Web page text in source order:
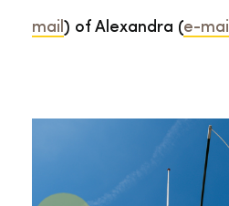
mail ) of Alexandra (e-mail